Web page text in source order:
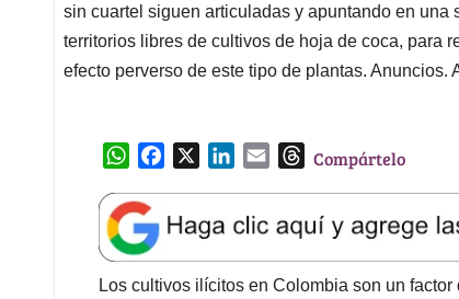
sin cuartel siguen articuladas y apuntando en
territorios libres de cultivos de hoja de coca, para
efecto perverso de este tipo de plantas. Anuncios.
W
a
t
s
A
e
b
o
k
e
d
l
T
e
a
d
Compártelo
Los cultivos ilícitos en Colombia son un